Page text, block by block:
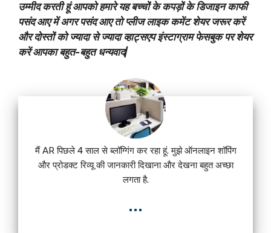
उम्मीद करती हूं आपको हमारे यह बच्चों के कपड़ों के डिजाइन काफी
पसंद आए में अगर पसंद आए तो प्लीज लाइक कमेंट शेयर जरूर करें
और दोस्तों को ज्यादा से ज्यादा व्हाट्सएप इंस्टाग्राम फेसबुक पर शेयर
करें आपका बहुत-बहुत धन्यवाद|
मैं AR पिछले 4 साल से ब्लॉग्गिंग कर रहा हूं. मुझे ऑनलाइन शॉपिंग
और प्रोडक्ट रिव्यू की जानकारी दिखाना और देखना बहुत अच्छा
लगता है.
...